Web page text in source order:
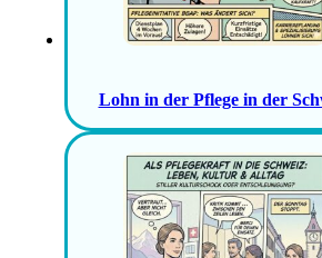
Lohn in der Pflege in der